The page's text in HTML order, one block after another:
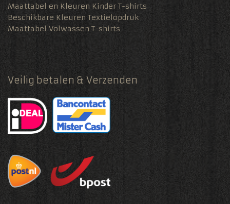
Maattabel en Kleuren Kinder T-shirts
Beschikbare Kleuren Textielopdruk
Maattabel Volwassen T-shirts
Veilig betalen & Verzenden